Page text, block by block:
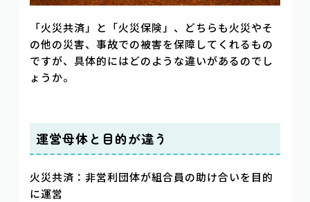
「火災共済」と「火災保険」、どちらも火災やそ
の他の災害、事故での被害を保障してくれるもの
ですが、具体的にはどのような違いがあるのでし
ょうか。
運営母体と目的が違う
火災共済：非営利団体が組合員の助け合いを目的
に運営